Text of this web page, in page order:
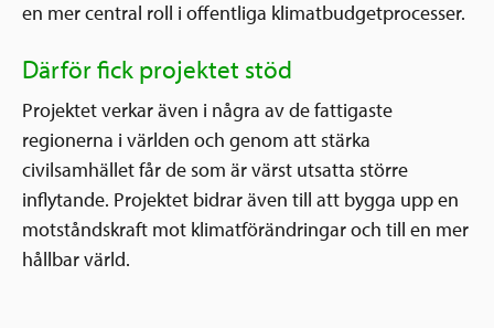
en mer central roll i offentliga klimatbudgetprocesser.
Därför fick projektet stöd
Projektet verkar även i några av de fattigaste
regionerna i världen och genom att stärka
civilsamhället får de som är värst utsatta större
inflytande. Projektet bidrar även till att bygga upp en
motståndskraft mot klimatförändringar och till en mer
hållbar värld.